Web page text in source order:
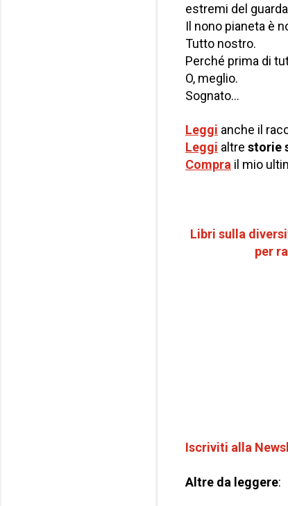
estremi del
Il nono pianeta è
Tutto nostro.
Perché prima di
O, meglio.
Sognato…
Leggi anche il
Leggi altre storie
Compra il mio
Libri sulla
per r
Iscriviti alla
Altre da leggere: